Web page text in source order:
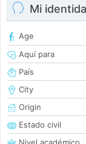
Mi
Age
Aquí para
País
City
Origin
Estado civil